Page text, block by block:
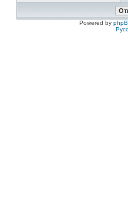
Powered by